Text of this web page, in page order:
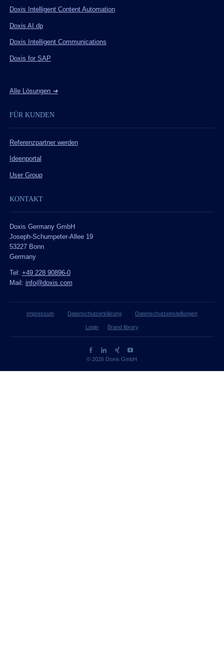
Doxis Intelligent Content Automation
Doxis AI.dp
Doxis Intelligent Communications
Doxis for SAP
Alle Lösungen ➔
FÜR KUNDEN
Referenzpartner werden
Ideenportal
User Group
KONTAKT
Doxis Germany GmbH
Joseph-Schumpeter-Allee 19
53227 Bonn
Germany
Tel: +49 228 90896-0
Mail: info@doxis.com
Impressum Datenschutzerklärung Datenschutzeinstellungen
Login Brand library
© 2026 Doxis GmbH